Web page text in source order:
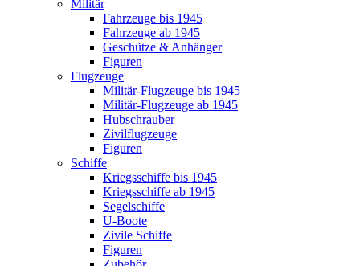
Militär
Fahrzeuge bis 1945
Fahrzeuge ab 1945
Geschütze & Anhänger
Figuren
Flugzeuge
Militär-Flugzeuge bis 1945
Militär-Flugzeuge ab 1945
Hubschrauber
Zivilflugzeuge
Figuren
Schiffe
Kriegsschiffe bis 1945
Kriegsschiffe ab 1945
Segelschiffe
U-Boote
Zivile Schiffe
Figuren